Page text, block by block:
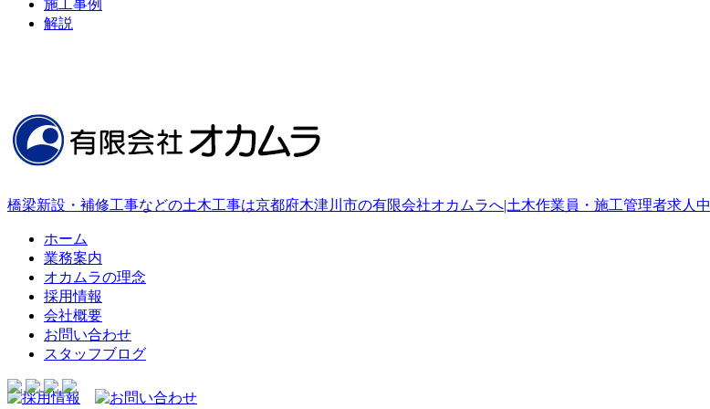
施工事例
解説
橋梁新設・補修工事などの土木工事は京都府木津川市の有限会社オカムラへ|土木作業員・施工管理者求人中
ホーム
業務案内
オカムラの理念
採用情報
会社概要
お問い合わせ
スタッフブログ